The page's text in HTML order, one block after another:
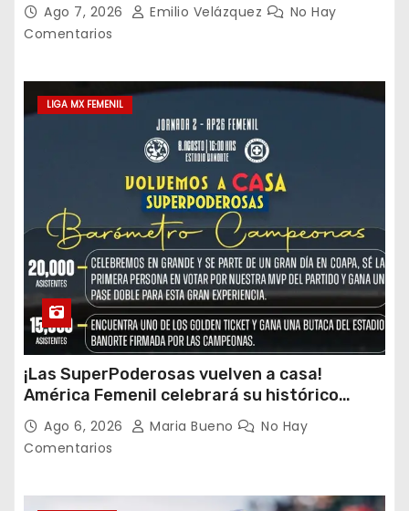
Ago 7, 2026 Emilio Velázquez
No Hay
Comentarios
LIGA MX FEMENIL
¡Las SuperPoderosas vuelven a casa!
América Femenil celebrará su histórico
triplete con una auténtica fiesta ante Cruz
Azul
Ago 6, 2026 Maria Bueno
No Hay
Comentarios